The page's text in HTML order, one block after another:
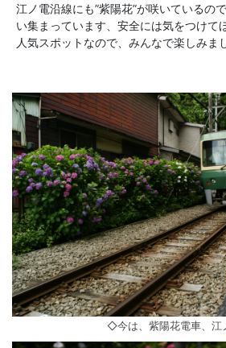
江ノ電沿線にも”紫陽花”が咲いているの
い集まっています、安全には気をつけて
人気スポットなので、みんなで楽しみま
◇今は、紫陽花電車、江